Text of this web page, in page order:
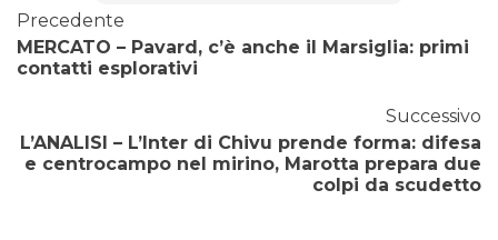
Precedente
MERCATO – Pavard, c’è anche il Marsiglia: primi
contatti esplorativi
Successivo
L’ANALISI – L’Inter di Chivu prende forma: difesa
e centrocampo nel mirino, Marotta prepara due
colpi da scudetto